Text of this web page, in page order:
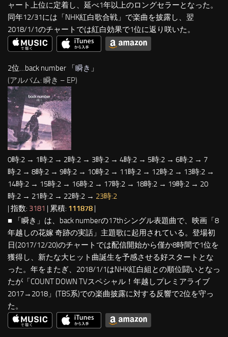
ャート上位に定着し、延べ1年以上のロングセラーとなった。
同年12/31には「NHK紅白歌合戦」で楽曲を披露し、翌
2018/1/1のチャートでは紅白効果で1位に返り咲いた。
2位…back number 「瞬き 」
(アルバム: 瞬き – EP)
0時:2 → 1時:2 → 2時:2 → 3時:2 → 4時:2 → 5時:2 → 6時:2 → 7
時:2 → 8時:2 → 9時:2 → 10時:2 → 11時:2 → 12時:2 → 13時:2 →
14時:2 → 15時:2 → 16時:2 → 17時:2 → 18時:2 → 19時:2 → 20
時:2 → 21時:2 → 22時:2 → 23時:2
| 指数: 3181 | 累積: 111878 |
■ 「瞬き」は、back numberの17thシングル表題曲で、映画「8
年越しの花嫁 奇跡の実話」主題歌に起用されている。登場初
日(2017/12/20)のチャートでは配信開始から僅か8時間で1位を
獲得し、新たな大ヒット曲誕生を予感させる好スタートとな
った。年をまたぎ、2018/1/1はNHK紅白組との順位闘いとなっ
たが「COUNT DOWN TVスペシャル！年越しプレミアライブ
2017→2018」(TBS系)での楽曲披露に対する反響で2位を守っ
た。